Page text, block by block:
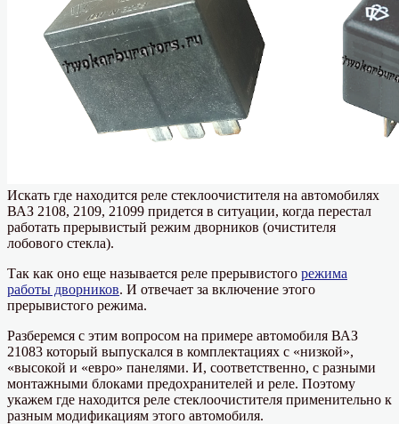
Искать где находится реле стеклоочистителя на автомобилях
ВАЗ 2108, 2109, 21099 придется в ситуации, когда перестал
работать прерывистый режим дворников (очистителя
лобового стекла).
Так как оно еще называется реле прерывистого режима
работы дворников. И отвечает за включение этого
прерывистого режима.
Разберемся с этим вопросом на примере автомобиля ВАЗ
21083 который выпускался в комплектациях с «низкой»,
«высокой и «евро» панелями. И, соответственно, с разными
монтажными блоками предохранителей и реле. Поэтому
укажем где находится реле стеклоочистителя применительно к
разным модификациям этого автомобиля.